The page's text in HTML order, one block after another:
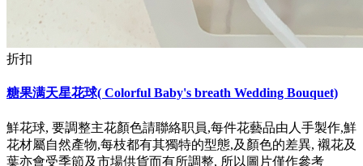
折扣
糖果满天星花球( Colorful Baby's breath Wedding Bouquet)
鮮花球, 要調整主花顏色請聯絡职員,每件花藝品由人手製作,鮮
花材屬自然產物,每枝都有其獨特的型態,及顏色的差異, 襯花及
葉亦會受季節及市場供貨而有所調整, 所以圖片僅作參考